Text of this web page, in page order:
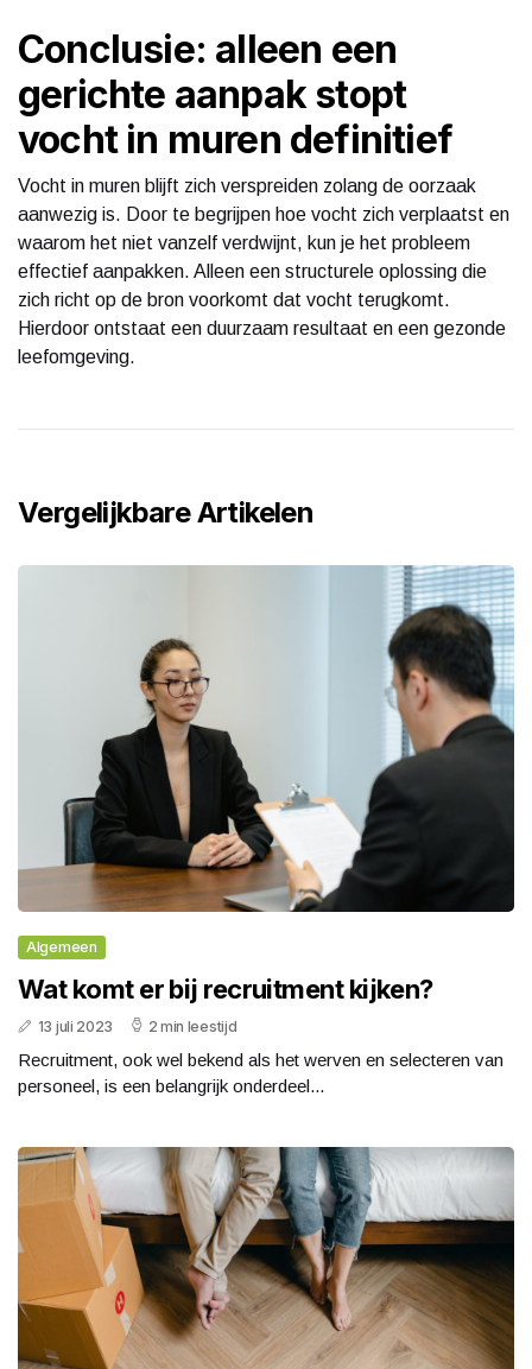
Conclusie: alleen een
gerichte aanpak stopt
vocht in muren definitief
Vocht in muren blijft zich verspreiden zolang de oorzaak
aanwezig is. Door te begrijpen hoe vocht zich verplaatst en
waarom het niet vanzelf verdwijnt, kun je het probleem
effectief aanpakken. Alleen een structurele oplossing die
zich richt op de bron voorkomt dat vocht terugkomt.
Hierdoor ontstaat een duurzaam resultaat en een gezonde
leefomgeving.
Vergelijkbare Artikelen
Algemeen
Wat komt er bij recruitment kijken?
13 juli 2023 2 min leestijd
Recruitment, ook wel bekend als het werven en selecteren van
personeel, is een belangrijk onderdeel...